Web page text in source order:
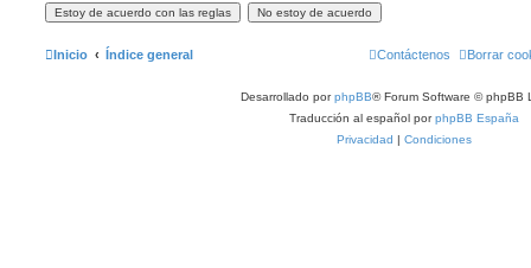
Inicio Índice general Borrar
Contáctenos
Desarrollado porphpBB® Forum Software © phpBB
Traducción al español porphpBB España
Privacidad | Condiciones